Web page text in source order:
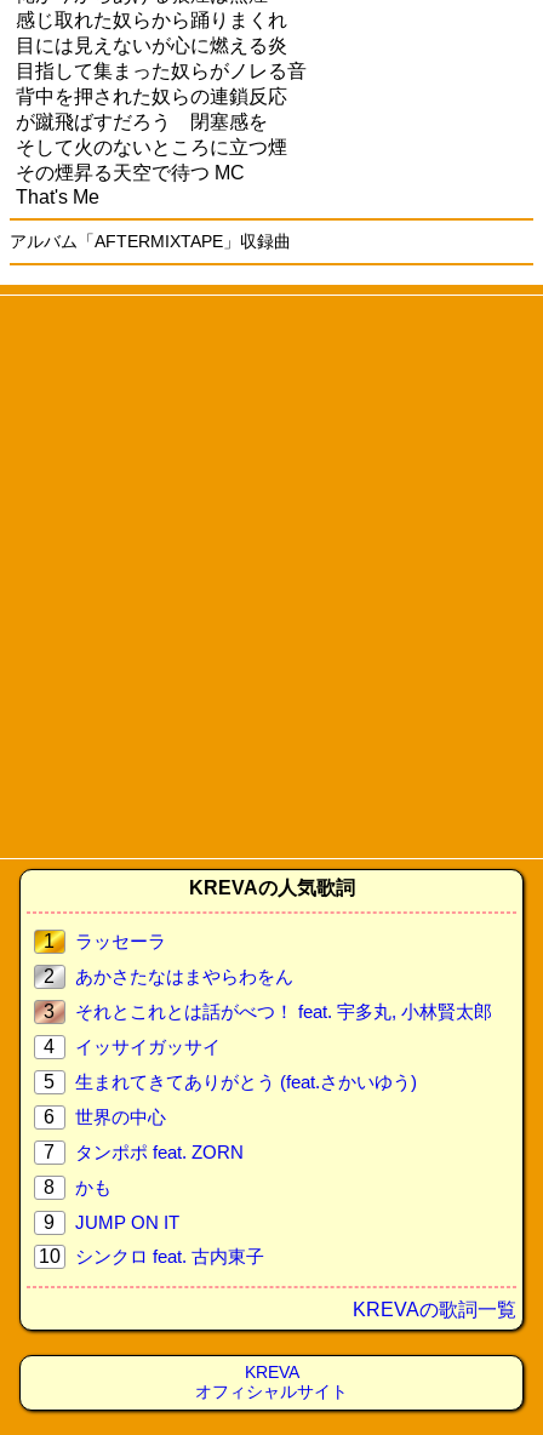
感じ取れた奴らから踊りまくれ
目には見えないが心に燃える炎
目指して集まった奴らがノレる音
背中を押された奴らの連鎖反応
が蹴飛ばすだろう 閉塞感を
そして火のないところに立つ煙
その煙昇る天空で待つ MC
That's Me
アルバム「AFTERMIXTAPE」収録曲
KREVAの人気歌詞
1
ラッセーラ
2
あかさたなはまやらわをん
3
それとこれとは話がべつ！ feat. 宇多丸, 小林賢太郎
4
イッサイガッサイ
5
生まれてきてありがとう (feat.さかいゆう)
6
世界の中心
7
タンポポ feat. ZORN
8
かも
9
JUMP ON IT
10
シンクロ feat. 古内東子
KREVAの歌詞一覧
KREVA
オフィシャルサイト